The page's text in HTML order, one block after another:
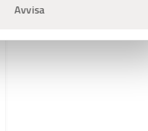
Avvisa